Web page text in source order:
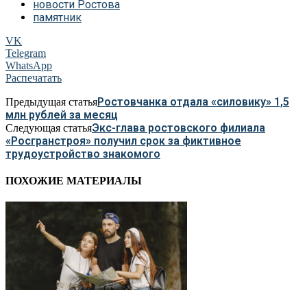
новости Ростова
памятник
VK
Telegram
WhatsApp
Распечатать
Предыдущая статьяРостовчанка отдала «силовику» 1,5
млн рублей за месяц
Следующая статьяЭкс-глава ростовского филиала
«Росгранстроя» получил срок за фиктивное
трудоустройство знакомого
ПОХОЖИЕ МАТЕРИАЛЫ